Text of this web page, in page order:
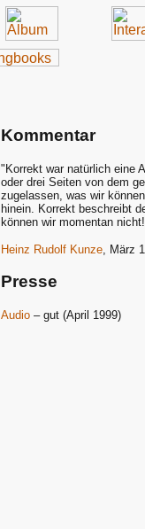
Kommentar
"Korrekt war natürlich eine
oder drei Seiten von dem
zugelassen, was wir
hinein. Korrekt beschreibt
können wir momentan
Heinz Rudolf Kunze , März
Presse
Audio – gut (April 1999)